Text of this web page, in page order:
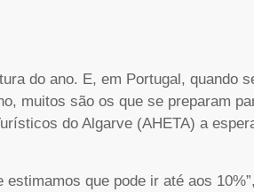
do ano. E, em Portugal, quando
muitos são os que se preparam
do Algarve (AHETA) a
que pode ir até aos